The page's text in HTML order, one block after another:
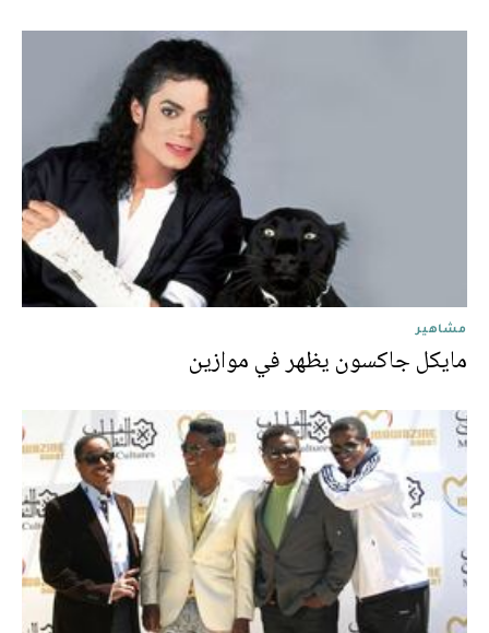
مشاهير
مايكل جاكسون يظهر في موازين